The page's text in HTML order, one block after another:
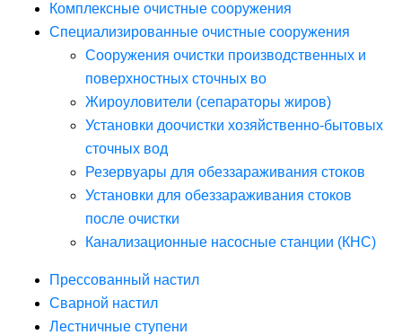
Комплексные очистные сооружения
Специализированные очистные сооружения
Сооружения очистки производственных и
поверхностных сточных во
Жироуловители (сепараторы жиров)
Установки доочистки хозяйственно-бытовых
сточных вод
Резервуары для обеззараживания стоков
Установки для обеззараживания стоков
после очистки
Канализационные насосные станции (КНС)
Прессованный настил
Сварной настил
Лестничные ступени